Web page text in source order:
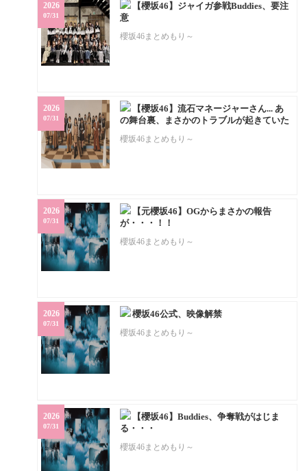
【櫻坂46】ジャイガ参戦Buddies、要注
意
櫻坂46まとめもり～
2026
07/31
【櫻坂46】流石マネージャーさん... あ
の舞台裏、まさかのトラブルが起きていた
櫻坂46まとめもり～
2026
07/31
【元櫻坂46】OGからまさかの報告
が・・・！！
櫻坂46まとめもり～
2026
07/31
櫻坂46公式、映像解禁
櫻坂46まとめもり～
2026
07/31
【櫻坂46】Buddies、争奪戦がはじま
る・・・
櫻坂46まとめもり～
2026
07/31